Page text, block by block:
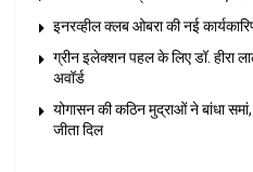
इनरव्हील क्लब ओबरा की नई
ग्रीन इलेक्शन पहल के लिए डॉ. हीरा
अवॉर्ड
योगासन की कठिन मुद्राओं ने बांधा
जीता दिल